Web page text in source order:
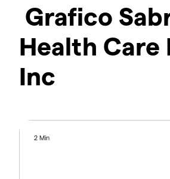
Grafico
Health Care
Inc
2 Min